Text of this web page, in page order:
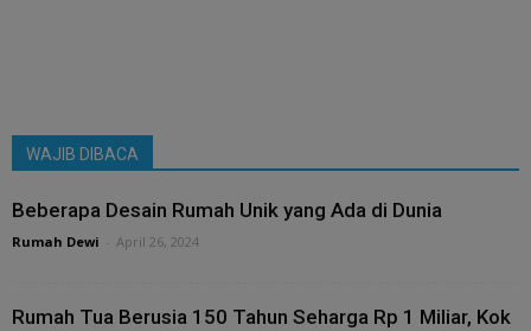
WAJIB DIBACA
Beberapa Desain Rumah Unik yang Ada di Dunia
Rumah Dewi April 26, 2024
Rumah Tua Berusia 150 Tahun Seharga Rp 1 Miliar, Kok